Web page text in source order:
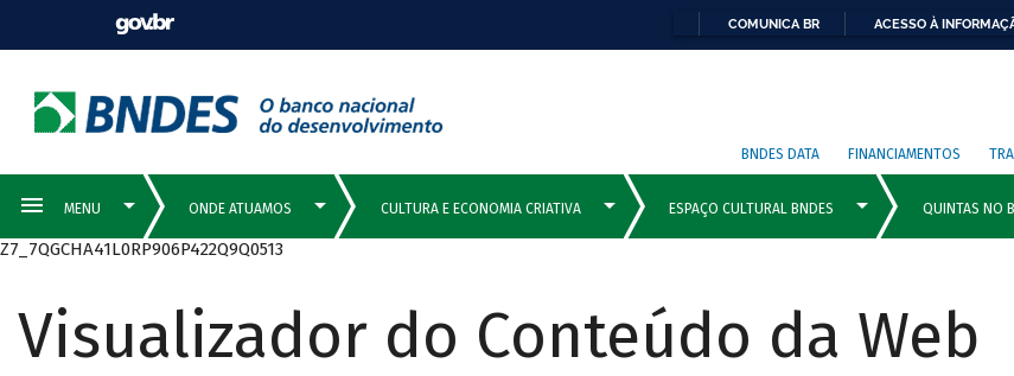
COMUNICA BR ACESSO À
BNDES DATA FINANCIAMENTOS
Z7_7QGCHA41L0RP906P422Q9Q0513
Visualizador do Conteúdo da Web